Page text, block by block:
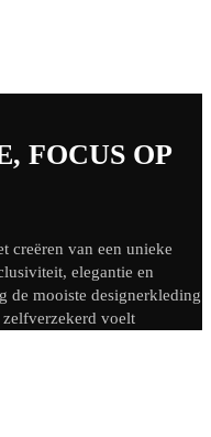
FOCUS OP
creëren van een unieke
elegantie en
de mooiste designerkleding
voelt